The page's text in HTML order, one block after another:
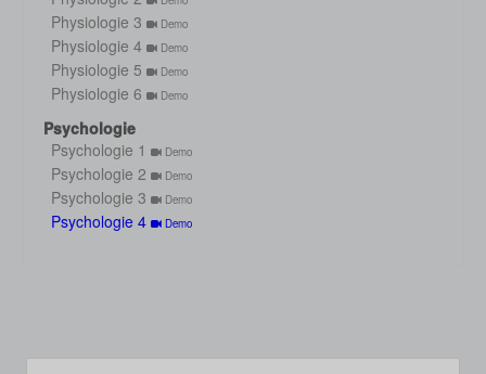
Physiologie 3 Demo
Physiologie 4 Demo
Physiologie 5 Demo
Physiologie 6 Demo
Psychologie
Psychologie 1
Demo
Psychologie 2 Demo
Psychologie 3 Demo
Psychologie 4 Demo